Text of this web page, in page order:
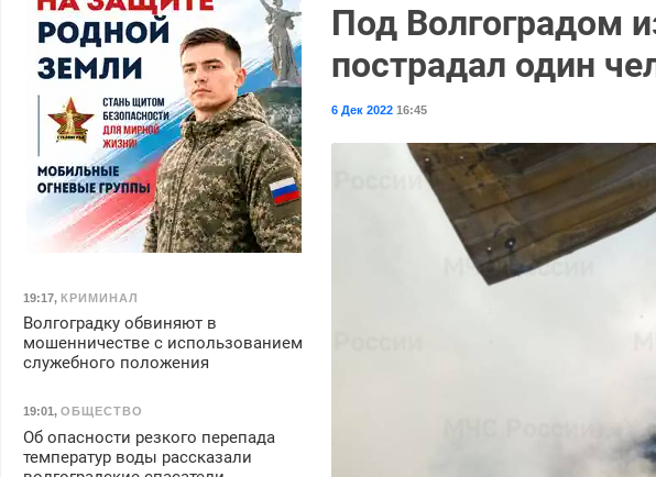
Под Волгоградом
пострадал один
6 Дек 2022 16:45
19:17, КРИМИНАЛ
Волгоградку обвиняют в
мошенничестве с использованием
служебного положения
19:01, ОБЩЕСТВО
Об опасности резкого перепада
температур воды рассказали